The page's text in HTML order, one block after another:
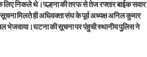
लिए निकले थे।पल्हना की तरफ से तेज रफ्तार बाईक सवार
मिलते ही अधिवक्ता संघ के पूर्व अध्यक्ष अनिल कुमार
भेजवाया।घटना की सूचना पर पंहुची स्थानीय पुलिस ने